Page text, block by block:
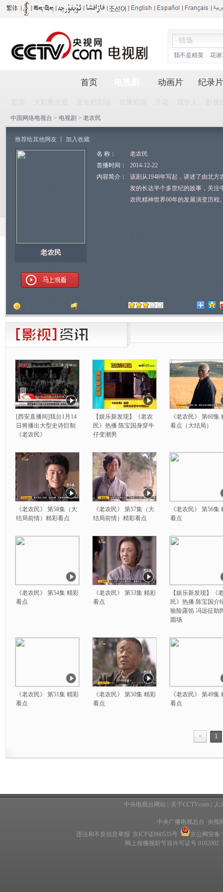
我不是精英 花
首页
剧库 大剧看央视 黄金档剧场 首播剧场 片花 戏中人 影视
动画片 纪录片
中国网络电视台 > 电视剧 > 老农民
推荐给其他网友 加入收藏
老农民
名 称：
老农民
首播时间：
2014-12-22
内容简介：
该剧从1948年写起，讲述了由北方
发的长达半个多世纪的故事，关注
农民精神世界60年的发展演变历程
[西安直播间]我台1月14
日将播出大型史诗巨制
《老农民》
【娱乐新发现】《老农
民》热播 陈宝国身穿牛
仔变潮男
《老农民》 第60集
看点（大结局）
《老农民》 第58集（大
结局前情）精彩看点
《老农民》 第57集（大
结局前情）精彩看点
《老农民》 第56集
看点
《老农民》 第54集 精彩
看点
《老农民》 第53集 精彩
看点
【娱乐新发现】《
民》热播 陈宝国介
验险露馅 冯远征助
圆场
《老农民》 第51集 精彩
看点
《老农民》 第50集 精彩
看点
《老农民》 第49集
看点
< 1
中央电视台网站 关于CCTV.com 人
中央广播电视总台 央视
违法和不良信息举报 京ICP证060535号
京公网安备
网上传播视听节目许可证号 0102002